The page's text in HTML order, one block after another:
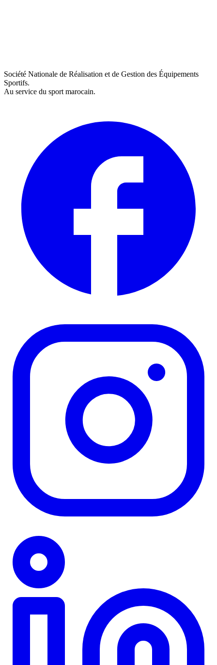
Société Nationale de Réalisation et de Gestion des Équipements
Sportifs.
Au service du sport marocain.